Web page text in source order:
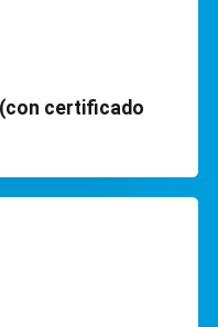
certificado